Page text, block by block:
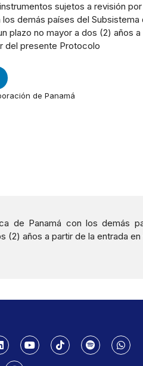
sujetos a revisión
los demás países del Subsistema
plazo no mayor a dos (2) años a
del presente Protocolo
de Panamá
de Panamá con los demás
(2) años a partir de la entrada